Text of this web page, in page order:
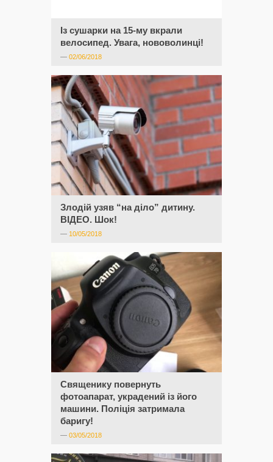
Із сушарки на 15-му вкрали
велосипед. Увага, нововолинці!
— 02/06/2018
Злодій узяв “на діло” дитину.
ВІДЕО. Шок!
— 10/05/2018
Священику повернуть
фотоапарат, украдений із його
машини. Поліція затримала
баригу!
— 03/05/2018